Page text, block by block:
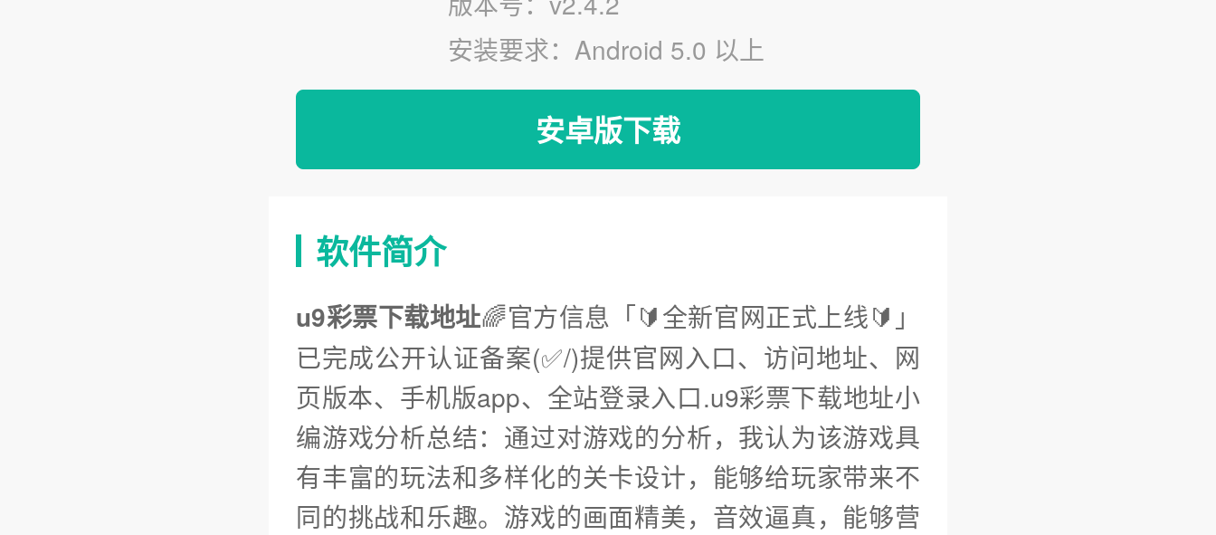
安装要求：Android 5.0 以上
安卓版下载
软件简介
u9彩票下载地址🌈官方信息「🔰全新官网正式上线🔰」
已完成公开认证备案(✅/)提供官网入口、访问地址、网
页版本、手机版app、全站登录入口.u9彩票下载地址小
编游戏分析总结：通过对游戏的分析，我认为该游戏具
有丰富的玩法和多样化的关卡设计，能够给玩家带来不
同的挑战和乐趣。游戏的画面精美，音效逼真，能够营